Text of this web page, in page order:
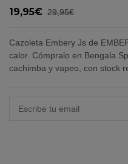
19,95€ 29,95€
Cazoleta Embery Js de
calor. Cómpralo en Bengala
cachimba y vapeo, con stock